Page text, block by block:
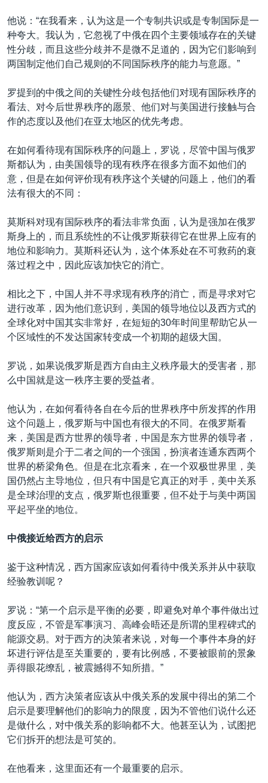
他说：“在我看来，认为这是一个专制共识或是专制国际是一
种夸大。我认为，它忽视了中俄在四个主要领域存在的关键
性分歧，而且这些分歧并不是微不足道的，因为它们影响到
两国制定他们自己规则的不同国际秩序的能力与意愿。”
罗提到的中俄之间的关键性分歧包括他们对现有国际秩序的
看法、对今后世界秩序的愿景、他们对与美国进行接触与合
作的态度以及他们在亚太地区的优先考虑。
在如何看待现有国际秩序的问题上，罗说，尽管中国与俄罗
斯都认为，由美国领导的现有秩序在很多方面不如他们的
意，但是在如何评价现有秩序这个关键的问题上，他们的看
法有很大的不同：
莫斯科对现有国际秩序的看法非常负面，认为是强加在俄罗
斯身上的，而且系统性的不让俄罗斯获得它在世界上应有的
地位和影响力。莫斯科还认为，这个体系处在不可救药的衰
落过程之中，因此应该加快它的消亡。
相比之下，中国人并不寻求现有秩序的消亡，而是寻求对它
进行改革，因为他们意识到，美国的领导地位以及西方式的
全球化对中国其实非常好，在短短的30年时间里帮助它从一
个区域性的不发达国家转变成一个初期的超级大国。
罗说，如果说俄罗斯是西方自由主义秩序最大的受害者，那
么中国就是这一秩序主要的受益者。
他认为，在如何看待各自在今后的世界秩序中所发挥的作用
这个问题上，俄罗斯与中国也有很大的不同。在俄罗斯看
来，美国是西方世界的领导者，中国是东方世界的领导者，
俄罗斯则是介于二者之间的一个强国，扮演者连通东西两个
世界的桥梁角色。但是在北京看来，在一个双极世界里，美
国仍然占主导地位，但只有中国是它真正的对手，美中关系
是全球治理的支点，俄罗斯也很重要，但不处于与美中两国
平起平坐的地位。
中俄接近给西方的启示
鉴于这种情况，西方国家应该如何看待中俄关系并从中获取
经验教训呢？
罗说：“第一个启示是平衡的必要，即避免对单个事件做出过
度反应，不管是军事演习、高峰会晤还是所谓的里程碑式的
能源交易。对于西方的决策者来说，对每一个事件本身的好
坏进行评估是至关重要的，要有比例感，不要被眼前的景象
弄得眼花缭乱，被震撼得不知所措。”
他认为，西方决策者应该从中俄关系的发展中得出的第二个
启示是要理解他们的影响力的限度，因为不管他们说什么还
是做什么，对中俄关系的影响都不大。他甚至认为，试图把
它们拆开的想法是可笑的。
在他看来，这里面还有一个最重要的启示。